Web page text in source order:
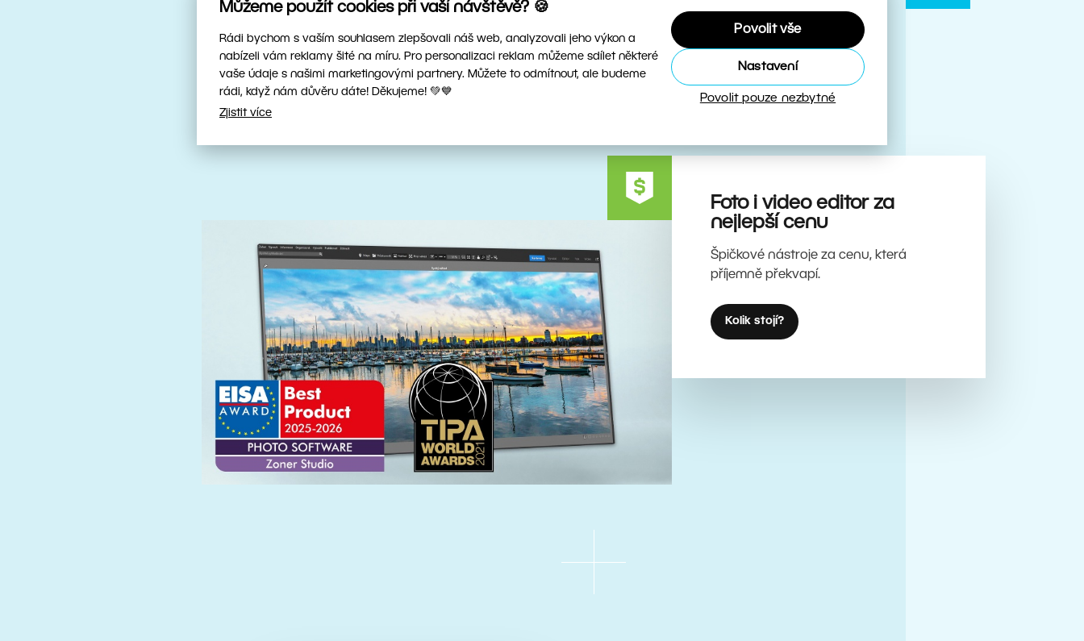
Můžeme použít cookies při vaší návštěvě? 🍪
Rádi bychom s vaším souhlasem zlepšovali náš web, analyzovali jeho výkon a
nabízeli vám reklamy šité na míru. Pro personalizaci reklam můžeme sdílet některé
vaše údaje s našimi marketingovými partnery. Můžete to odmítnout, ale budeme
rádi, když nám důvěru dáte! Děkujeme! 💚💙
Zjistit více
Povolit vše
Nastavení
Povolit pouze nezbytné
Spolehlivý parťák
Upravujte rychle, intuitivně a s nejlepšími
nástroji
Foto i video editor za
nejlepší cenu
Špičkové nástroje za cenu, která
příjemně překvapí.
Kolik stojí?